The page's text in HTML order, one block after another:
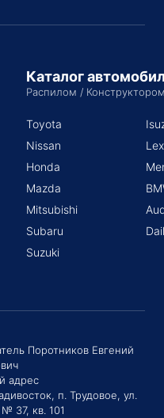
Каталог
Распилом /
Toyota
Nissan
Honda
Mazda
Mitsubishi
Subaru
Suzuki
Поротников Евгений
адрес
п. Трудовое, ул.
37, кв. 101